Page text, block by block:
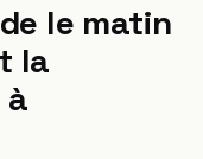
le matin
la